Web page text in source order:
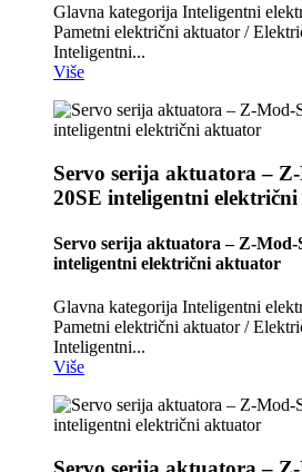
Glavna kategorija Inteligentni
Pametni električni aktuator /
Inteligentni...
Više
Servo serija aktuatora –
20SE inteligentni
Servo serija aktuatora – Z-Mod-
inteligentni električni aktuator
Glavna kategorija Inteligentni
Pametni električni aktuator /
Inteligentni...
Više